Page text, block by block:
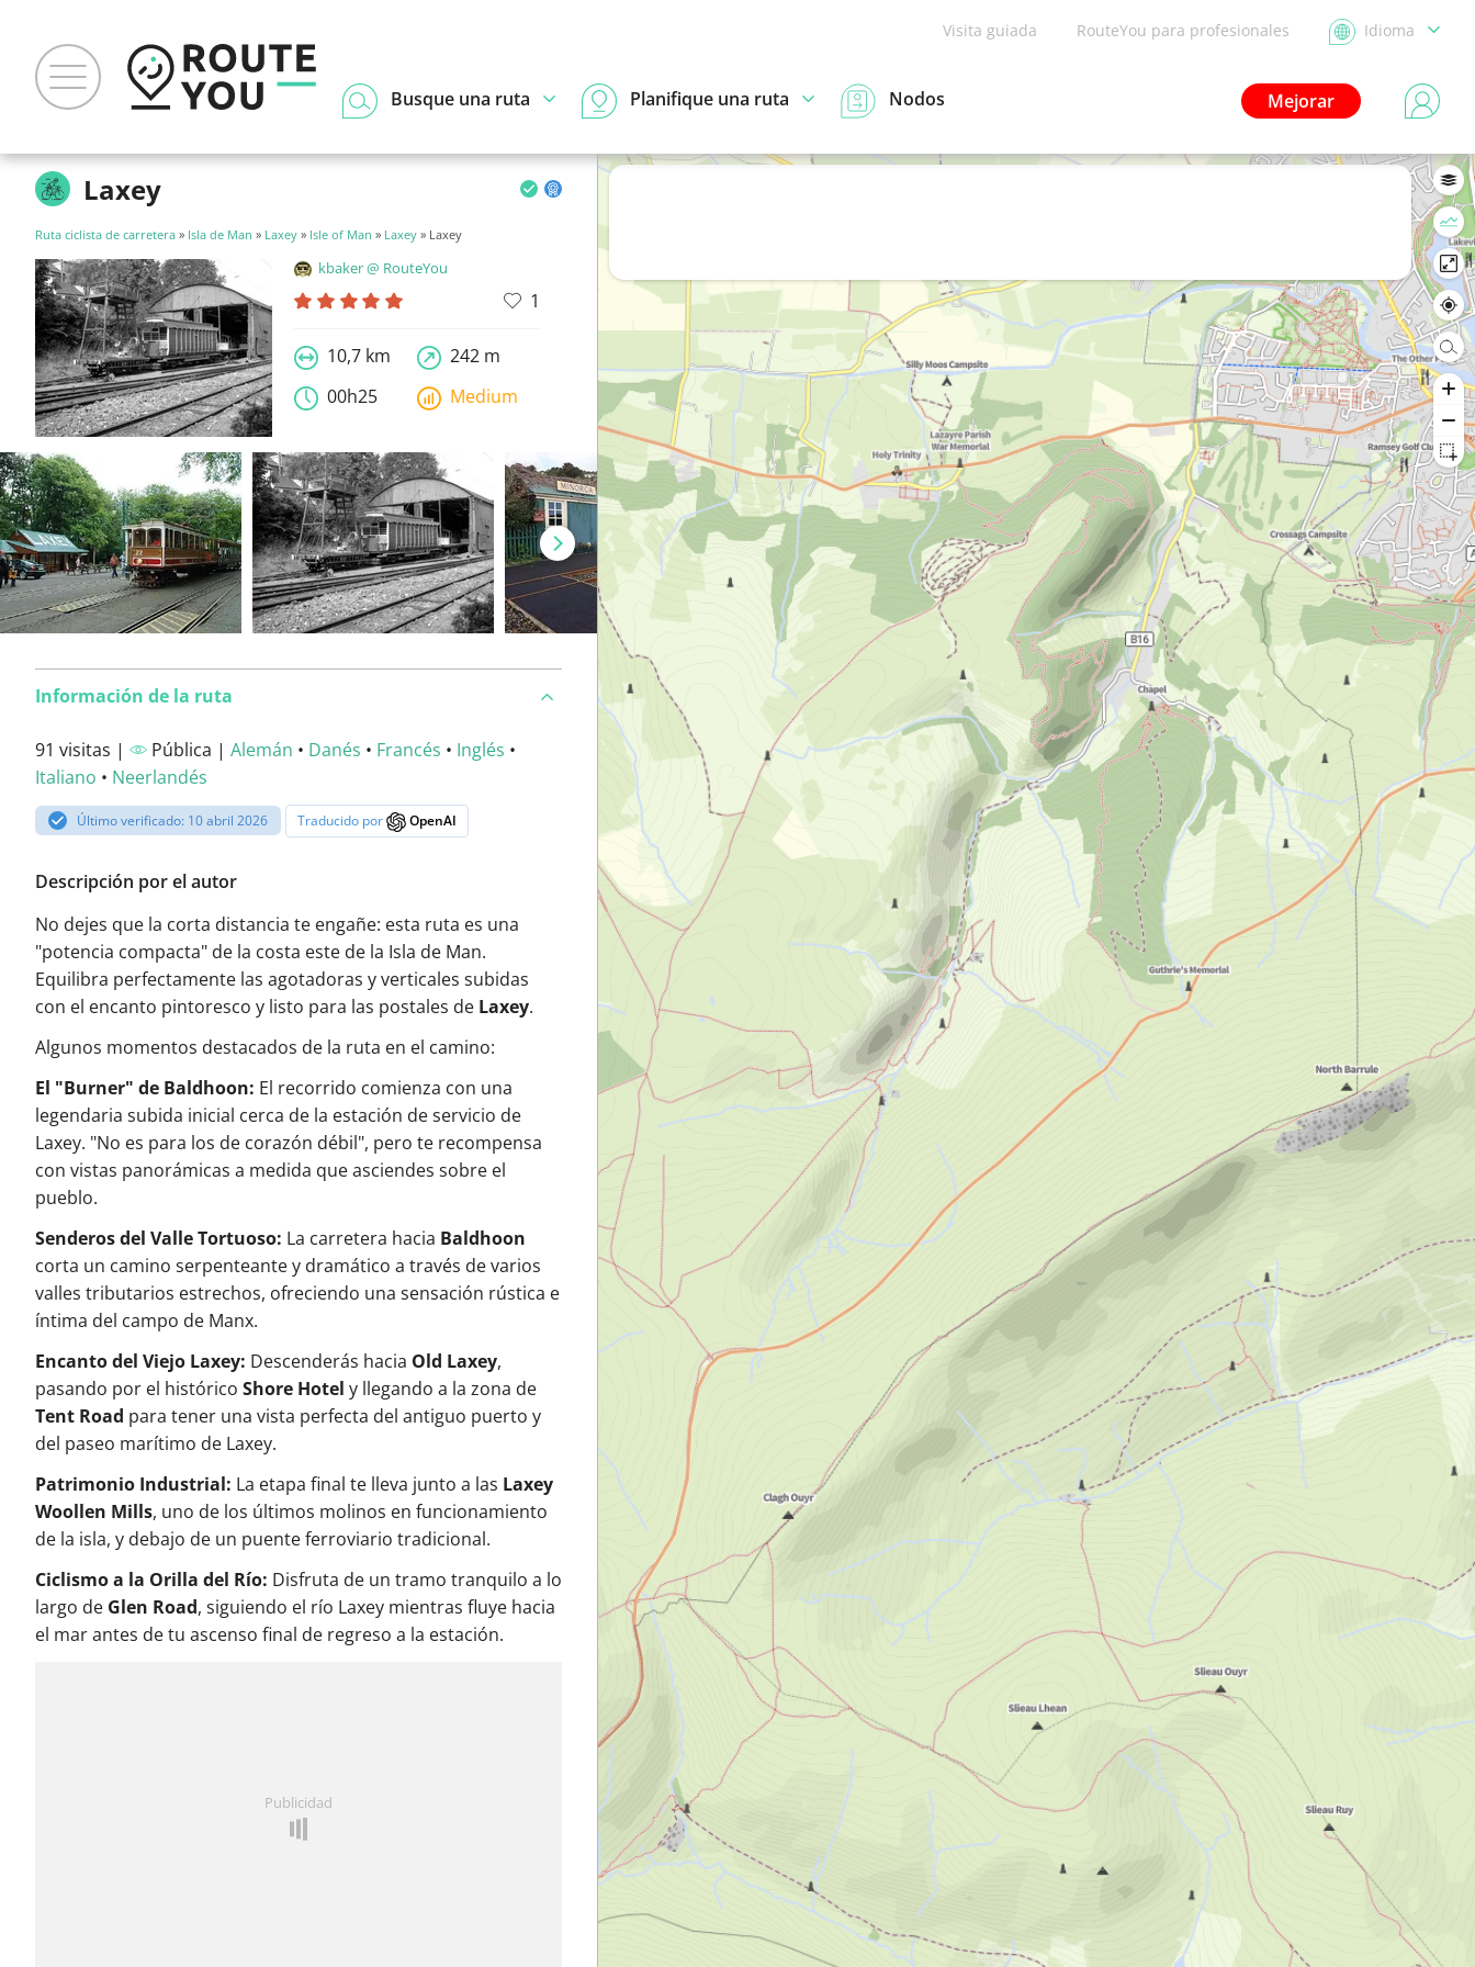
Visita guiada RouteYou para profesionales Idioma
Mejorar
Busque una ruta Planifique una ruta Nodos
Laxey
Ruta ciclista de carretera » Isla de Man » Laxey » Isle of Man » Laxey » Laxey
kbaker @ RouteYou
1
10,7 km
242 m
00h25
Medium
Información de la ruta
91 visitas | Pública | Alemán • Danés • Francés • Inglés •
Italiano • Neerlandés
Último verificado: 10 abril 2026 Traducido por OpenAI
Descripción por el autor
No dejes que la corta distancia te engañe: esta ruta es una
"potencia compacta" de la costa este de la Isla de Man.
Equilibra perfectamente las agotadoras y verticales subidas
con el encanto pintoresco y listo para las postales de Laxey.
Algunos momentos destacados de la ruta en el camino:
El "Burner" de Baldhoon: El recorrido comienza con una
legendaria subida inicial cerca de la estación de servicio de
Laxey. "No es para los de corazón débil", pero te recompensa
con vistas panorámicas a medida que asciendes sobre el
pueblo.
Senderos del Valle Tortuoso: La carretera hacia Baldhoon
corta un camino serpenteante y dramático a través de varios
valles tributarios estrechos, ofreciendo una sensación rústica e
íntima del campo de Manx.
Encanto del Viejo Laxey: Descenderás hacia Old Laxey,
pasando por el histórico Shore Hotel y llegando a la zona de
Tent Road para tener una vista perfecta del antiguo puerto y
del paseo marítimo de Laxey.
Patrimonio Industrial: La etapa final te lleva junto a las Laxey
Woollen Mills, uno de los últimos molinos en funcionamiento
de la isla, y debajo de un puente ferroviario tradicional.
Ciclismo a la Orilla del Río: Disfruta de un tramo tranquilo a lo
largo de Glen Road, siguiendo el río Laxey mientras fluye hacia
el mar antes de tu ascenso final de regreso a la estación.
Publicidad